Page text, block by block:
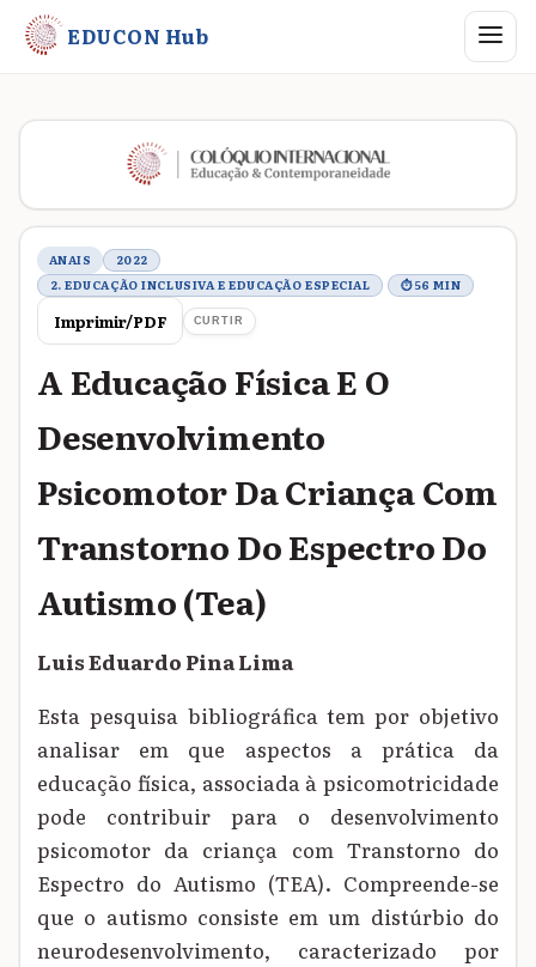
EDUCON Hub Abrir
Metadados do trabalho
ANAIS
2022
2. EDUCAÇÃO INCLUSIVA E EDUCAÇÃO ESPECIAL
⏱ 56 MIN
Imprimir/PDF CURTIR
A Educação Física E O
Desenvolvimento
Psicomotor Da Criança Com
Transtorno Do Espectro Do
Autismo (Tea)
Luis Eduardo Pina Lima
Esta pesquisa bibliográfica tem por objetivo
analisar em que aspectos a prática da
educação física, associada à psicomotricidade
pode contribuir para o desenvolvimento
psicomotor da criança com Transtorno do
Espectro do Autismo (TEA). Compreende-se
que o autismo consiste em um distúrbio do
neurodesenvolvimento, caracterizado por